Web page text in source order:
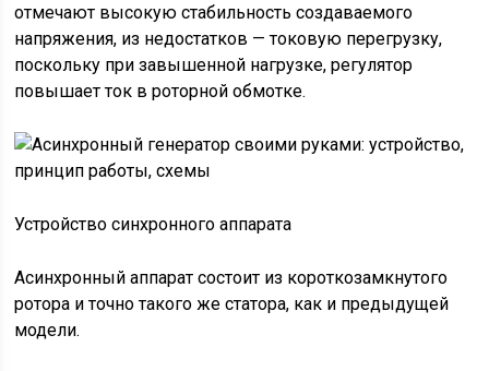
отмечают высокую стабильность создаваемого
напряжения, из недостатков — токовую перегрузку,
поскольку при завышенной нагрузке, регулятор
повышает ток в роторной обмотке.
Устройство синхронного аппарата
Асинхронный аппарат состоит из короткозамкнутого
ротора и точно такого же статора, как и предыдущей
модели.